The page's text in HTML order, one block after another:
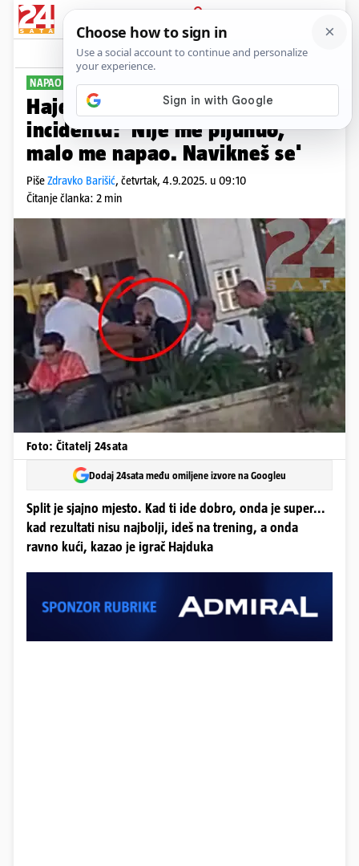
PRIJAVA
Sport Komentari
NAPAO GA MUŠKARAC
Hajdukovac Kalik prvi put o
incidentu: 'Nije me pljunuo,
malo me napao. Navikneš se'
PišeZdravko Barišić, četvrtak, 4.9.2025. u 09:10
Čitanje članka: 2 min
Foto: Čitatelj 24sata
Dodaj 24sata među omiljene izvore na Googleu
Split je sjajno mjesto. Kad ti ide dobro, onda je super...
kad rezultati nisu najbolji, ideš na trening, a onda
ravno kući, kazao je igrač Hajduka